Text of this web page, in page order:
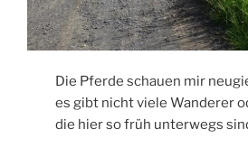
Die Pferde schauen mir
es gibt nicht viele Wanderer
die hier so früh unterwegs